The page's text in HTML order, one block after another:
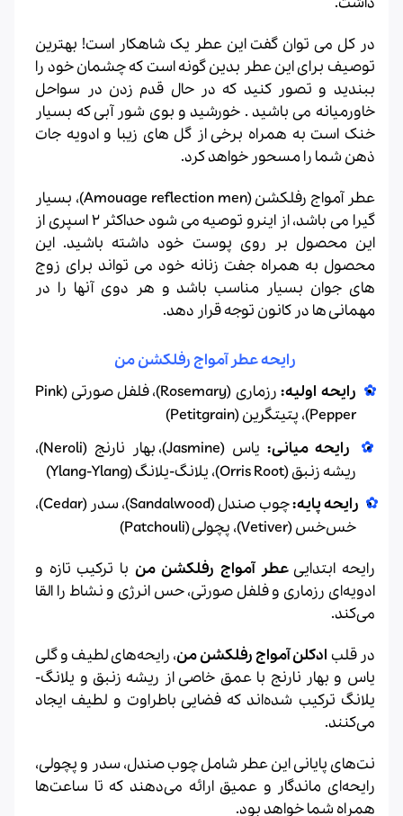
در کل می توان گفت این عطر یک شاهکار است! بهترین
توصیف برای این عطر بدین گونه است که چشمان خود را
ببندید و تصور کنید که در حال قدم زدن در سواحل
خاورمیانه می باشید . خورشید و بوی شور آبی که بسیار
خنک است به همراه برخی از گل های زیبا و ادویه جات
ذهن شما را مسحور خواهد کرد.
عطر آمواج رفلکشن (Amouage reflection men)، بسیار
گیرا می باشد، از اینرو توصیه می شود حداکثر 2 اسپری از
این محصول بر روی پوست خود داشته باشید. این
محصول به همراه جفت زنانه خود می تواند برای زوج
های جوان بسیار مناسب باشد و هر دوی آنها را در
مهمانی ها در کانون توجه قرار دهد.
رایحه عطر آمواج رفلکشن من
رایحه اولیه:
رزماری (Rosemary)، فلفل صورتی (Pink
Pepper)، پتیتگرین (Petitgrain)
رایحه میانی:
یاس (Jasmine)، بهار نارنج (Neroli)،
ریشه زنبق (Orris Root)، یلانگ-یلانگ (Ylang-Ylang)
رایحه پایه:
چوب صندل (Sandalwood)، سدر (Cedar)،
خس‌خس (Vetiver)، پچولی (Patchouli)
رایحه ابتداییعطر آمواج رفلکشن من با ترکیب تازه و
ادویه‌ای رزماری و فلفل صورتی، حس انرژی و نشاط را القا
می‌کند.
در قلب ادکلن آمواج رفلکشن من، رایحه‌های لطیف و گلی
یاس و بهار نارنج با عمق خاصی از ریشه زنبق و یلانگ-
یلانگ ترکیب شده‌اند که فضایی باطراوت و لطیف ایجاد
می‌کنند.
نت‌های پایانی این عطر شامل چوب صندل، سدر و پچولی،
رایحه‌ای ماندگار و عمیق ارائه می‌دهند که تا ساعت‌ها
همراه شما خواهد بود.